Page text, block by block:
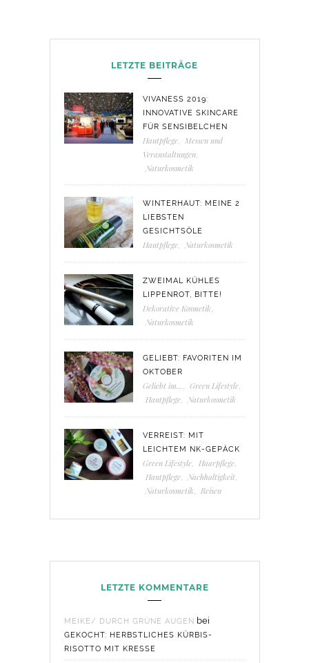
LETZTE BEITRÄGE
VIVANESS 2019:
INNOVATIVE SKINCARE
FÜR SENSIBELCHEN
Hautpflege,
Messen und
Veranstaltungen,
Naturkosmetik
WINTERHAUT: MEINE 2
LIEBSTEN
GESICHTSÖLE
Hautpflege, Naturkosmetik
ZWEIMAL KÜHLES
LIPPENROT, BITTE!
Dekorative Kosmetik
Naturkosmetik
GELIEBT: FAVORITEN IM
OKTOBER
Geliebt im... Green Lifestyle,
Hautpflege, Naturkosmetik
VERREIST: MIT
LEICHTEM NK-GEPÄCK
Green Lifestyle, Haarpflege,
Hautpflege, Nachhaltigkeit
Naturkosmetik
Reisen
LETZTE KOMMENTARE
MEIKE/ DURCH GRÜNE AUGEN bei
GEKOCHT: HERBSTLICHES KÜRBIS-
RISOTTO MIT KRESSE